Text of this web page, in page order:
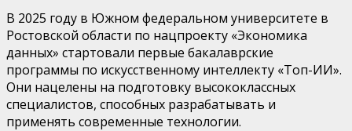
В 2025 году в Южном федеральном университете в
Ростовской области по нацпроекту «Экономика
данных» стартовали первые бакалаврские
программы по искусственному интеллекту «Топ-ИИ».
Они нацелены на подготовку высококлассных
специалистов, способных разрабатывать и
применять современные технологии.